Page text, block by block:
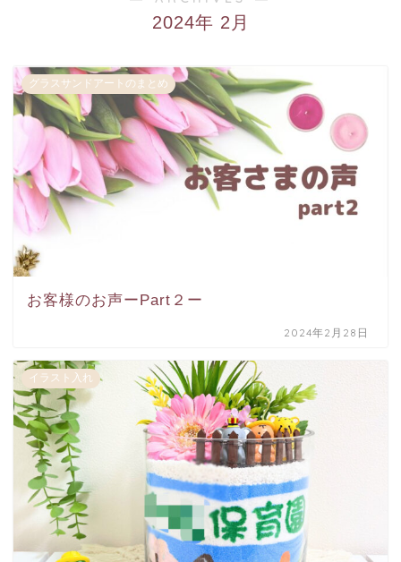
2024年 2月
グラスサンドアートのまとめ
お客様のお声ーPart２ー
2024年2月28日
イラスト入れ